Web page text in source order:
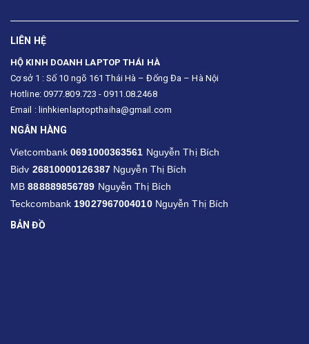
LIÊN HỆ
HỘ KINH DOANH LAPTOP THÁI HÀ
Cơ sở 1 : Số 10 ngõ 161 Thái Hà – Đống Đa – Hà Nội
Hotline: 0977.809.723 - 0911.08.2468
Email : linhkienlaptopthaiha@gmail.com
NGÂN HÀNG
Vietcombank0691000363561 Nguyễn Thị Bích
Bidv 26810000126387Nguyễn Thị Bích
MB888889856789 Nguyễn Thị Bích
Teckcombank 19027967004010Nguyễn Thị Bích
BẢN ĐỒ